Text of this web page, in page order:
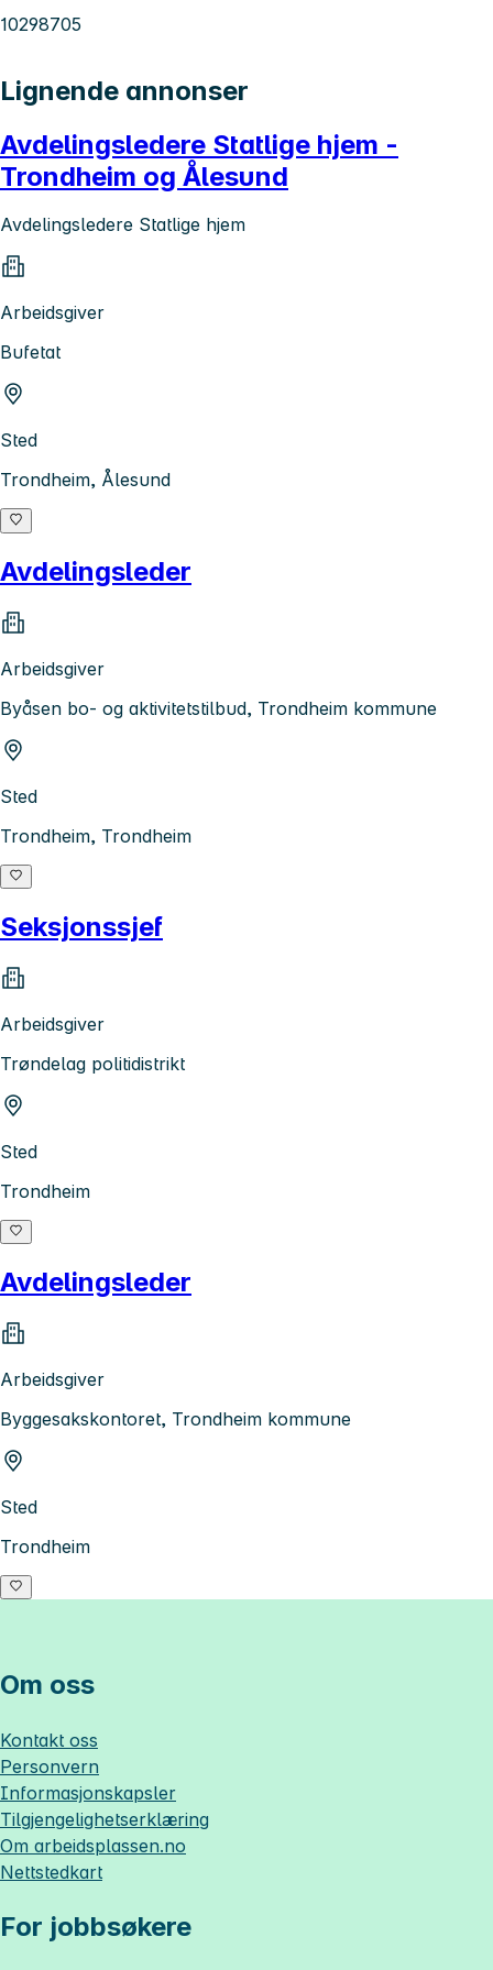
10298705
Lignende annonser
Avdelingsledere Statlige hjem -
Trondheim og Ålesund
Avdelingsledere Statlige hjem
Arbeidsgiver
Bufetat
Sted
Trondheim, Ålesund
Avdelingsleder
Arbeidsgiver
Byåsen bo- og aktivitetstilbud, Trondheim kommune
Sted
Trondheim, Trondheim
Seksjonssjef
Arbeidsgiver
Trøndelag politidistrikt
Sted
Trondheim
Avdelingsleder
Arbeidsgiver
Byggesakskontoret, Trondheim kommune
Sted
Trondheim
Om oss
Kontakt oss
Personvern
Informasjonskapsler
Tilgjengelighetserklæring
Om arbeidsplassen.no
Nettstedkart
For jobbsøkere